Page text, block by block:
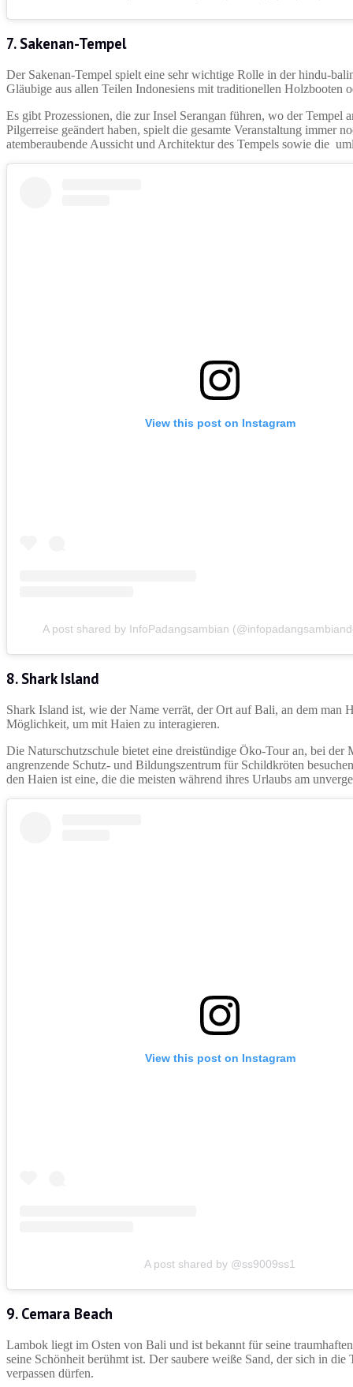
7. Sakenan-Tempel
Der Sakenan-Tempel spielt eine sehr wichtige Rolle in der hindu-
Gläubige aus allen Teilen Indonesiens mit traditionellen Holzbooten
Es gibt Prozessionen, die zur Insel Serangan führen, wo der
Pilgerreise geändert haben, spielt die gesamte Veranstaltung immer
atemberaubende Aussicht und Architektur des Tempels sowie die
View this post on Instagram
A post shared by InfoPadangsambian
8. Shark Island
Shark Island ist, wie der Name verrät, der Ort auf Bali, an dem man
Möglichkeit, um mit Haien zu interagieren.
Die Naturschutzschule bietet eine dreistündige Öko-Tour an, bei
angrenzende Schutz- und Bildungszentrum für Schildkröten
den Haien ist eine, die die meisten während ihres Urlaubs am
View this post on Instagram
A post shared by @ss9009ss1
9. Cemara Beach
Lambok liegt im Osten von Bali und ist bekannt für seine
seine Schönheit berühmt ist. Der saubere weiße Sand, der sich in
verpassen dürfen.